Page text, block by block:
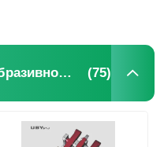
Машина испытания на абразивное изнашивание (75)